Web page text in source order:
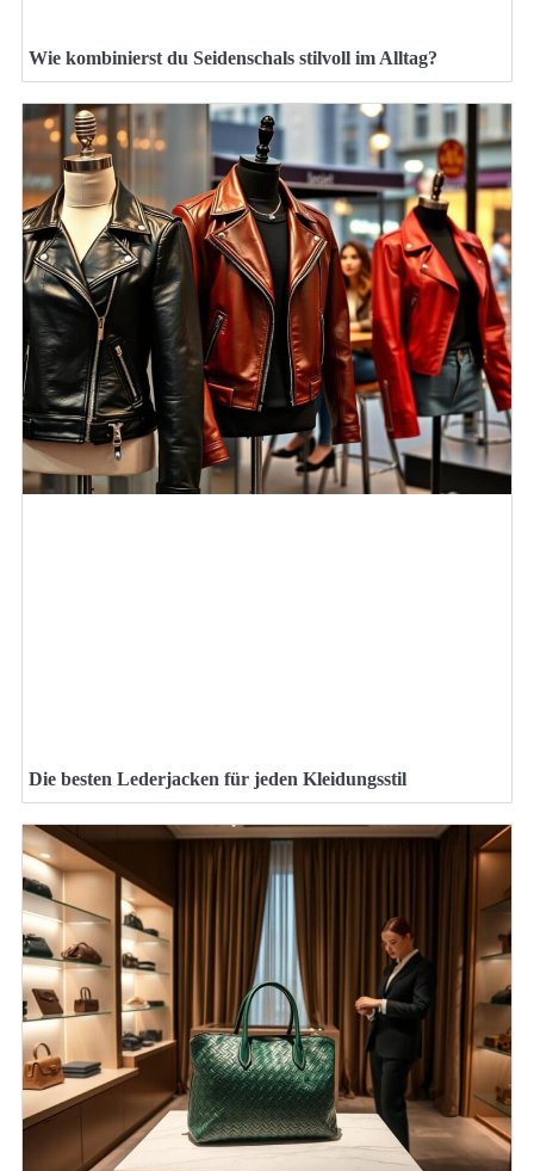
Wie kombinierst du Seidenschals stilvoll im Alltag?
Die besten Lederjacken für jeden Kleidungsstil